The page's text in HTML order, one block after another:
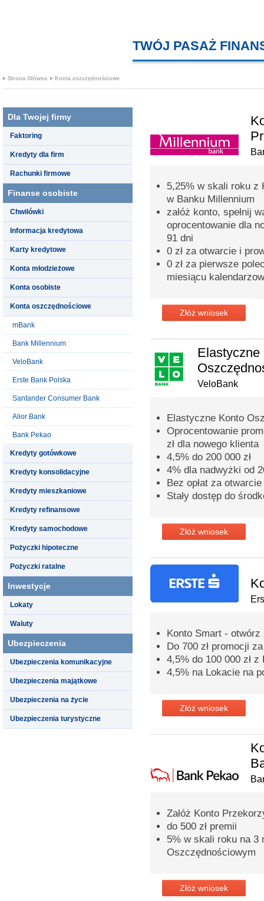
TWÓJ PASAŻ
Strona Główna Konta oszczędnościowe
Dla Twojej firmy
Faktoring
Kredyty dla firm
Rachunki firmowe
Finanse osobiste
Chwilówki
Informacja kredytowa
Karty kredytowe
Konta młodzieżowe
Konta osobiste
Konta oszczędnościowe
mBank
Bank Millennium
VeloBank
Erste Bank Polska
Santander Consumer Bank
Alior Bank
Bank Pekao
Kredyty gotówkowe
Kredyty konsolidacyjne
Kredyty mieszkaniowe
Kredyty refinansowe
Kredyty samochodowe
Pożyczki hipoteczne
Pożyczki ratalne
Inwestycje
Lokaty
Waluty
Ubezpieczenia
Ubezpieczenia komunikacyjne
Ubezpieczenia majątkowe
Ubezpieczenia na życie
Ubezpieczenia turystyczne
5,25% w skali roku z
w Banku Millennium
załóż konto, spełnij
oprocentowanie dla
91 dni
0 zł za otwarcie i
0 zł za pierwsze
miesiącu
Złóż wniosek
Elastyczne
VeloBank
Elastyczne Konto
Oprocentowanie
zł dla nowego klienta
4,5% do 200 000 zł
4% dla nadwyżki od
Bez opłat za
Stały dostęp do
Złóż wniosek
Konto Smart -
Do 700 zł promocji
4,5% do 100 000 zł
4,5% na Lokacie na
Złóż wniosek
Załóż Konto
do 500 zł premii
5% w skali roku na 3
Oszczędnościowym
Złóż wniosek